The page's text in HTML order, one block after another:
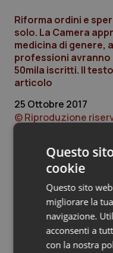
Provincia
Provincia
Puglia
Sicilia
Toscana
Umbria
Infezioni &
Ipertensione &
Malattie rare
Neuroscienze
Obesità
Oftalmologia
Riforma ordini e
solo. La Camera
medicina di genere,
professioni avranno
50mila iscritti. Il
articolo
25 Ottobre 2017
© Riproduzione
Ultime analisi
Gold
Cloud
Questo
cookie
Questo sito
migliorare la
navigazione.
acconsenti a
con la nostra